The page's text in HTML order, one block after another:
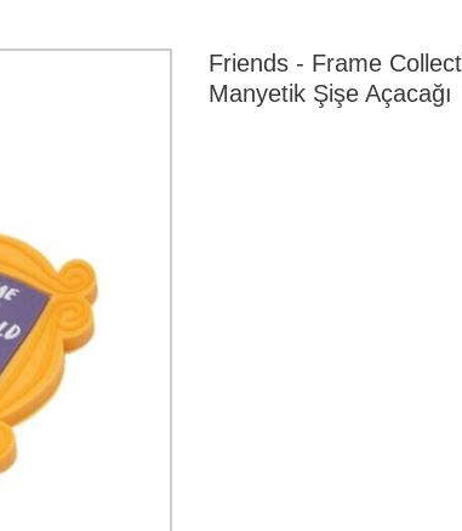
Friends - Frame
Manyetik Şişe Açacağı